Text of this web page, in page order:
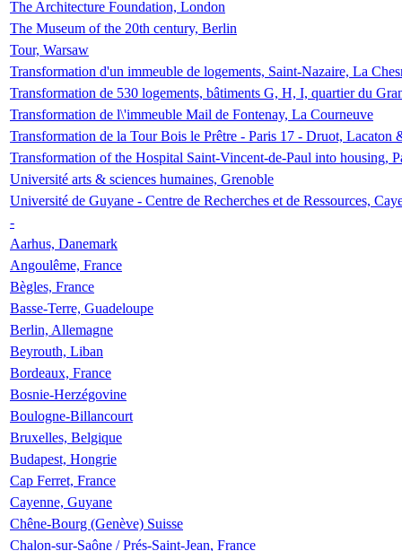
The Architecture Foundation, London
The Museum of the 20th century, Berlin
Tour, Warsaw
Transformation d'un immeuble de logements, Saint-Nazaire, La
Transformation de 530 logements, bâtiments G, H, I, quartier du
Transformation de l\'immeuble Mail de Fontenay, La Courneuve
Transformation de la Tour Bois le Prêtre - Paris 17 - Druot, Lacaton
Transformation of the Hospital Saint-Vincent-de-Paul into housing,
Université arts & sciences humaines, Grenoble
Université de Guyane - Centre de Recherches et de Ressources,
-
Aarhus, Danemark
Angoulême, France
Bègles, France
Basse-Terre, Guadeloupe
Berlin, Allemagne
Beyrouth, Liban
Bordeaux, France
Bosnie-Herzégovine
Boulogne-Billancourt
Bruxelles, Belgique
Budapest, Hongrie
Cap Ferret, France
Cayenne, Guyane
Chêne-Bourg (Genève) Suisse
Chalon-sur-Saône / Prés-Saint-Jean, France